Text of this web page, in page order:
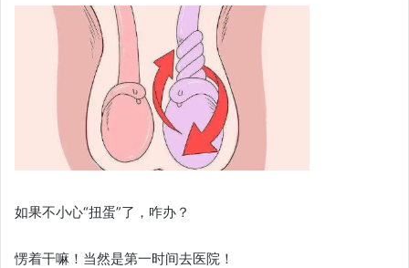
如果不小心“扭蛋”了，咋办？
愣着干嘛！当然是第一时间去医院！